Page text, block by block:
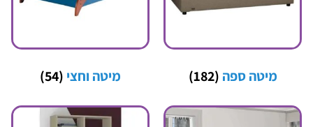
מיטה ספה (182) מיטה וחצי (54)